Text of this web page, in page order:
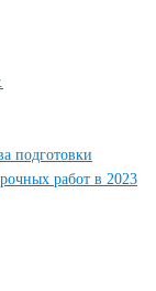
подготовки
работ в 2023